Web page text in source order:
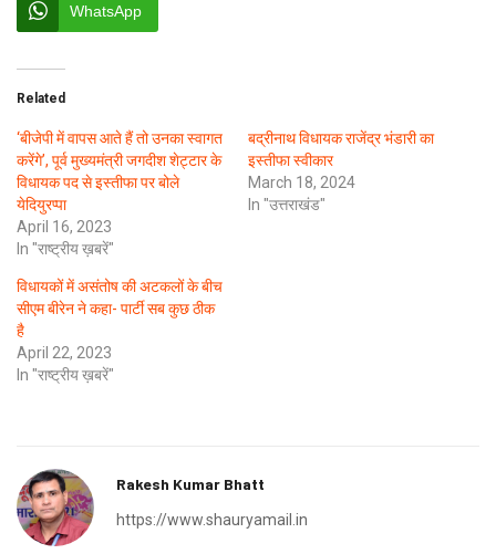
WhatsApp
Related
‘बीजेपी में वापस आते हैं तो उनका स्वागत
करेंगे’, पूर्व मुख्यमंत्री जगदीश शेट्टार के
विधायक पद से इस्तीफा पर बोले
येदियुरप्पा
April 16, 2023
In "राष्ट्रीय ख़बरें"
बद्रीनाथ विधायक राजेंद्र भंडारी का
इस्तीफा स्वीकार
March 18, 2024
In "उत्तराखंड"
विधायकों में असंतोष की अटकलों के बीच
सीएम बीरेन ने कहा- पार्टी सब कुछ ठीक
है
April 22, 2023
In "राष्ट्रीय ख़बरें"
Rakesh Kumar Bhatt
https://www.shauryamail.in